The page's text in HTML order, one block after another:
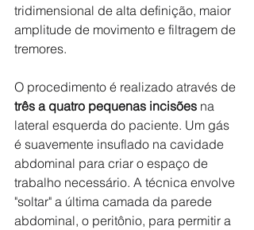
tridimensional de alta definição, maior
amplitude de movimento e filtragem de
tremores.
O procedimento é realizado através de
três a quatro pequenas incisões na
lateral esquerda do paciente. Um gás
é suavemente insuflado na cavidade
abdominal para criar o espaço de
trabalho necessário. A técnica envolve
"soltar" a última camada da parede
abdominal, o peritônio, para permitir a